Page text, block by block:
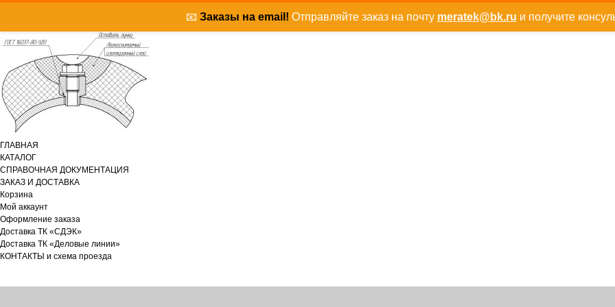
📧 Заказы на email! Отправляйте заказ на почту meratek@bk.ru и получите
ГЛАВНАЯ
КАТАЛОГ
СПРАВОЧНАЯ ДОКУМЕНТАЦИЯ
ЗАКАЗ И ДОСТАВКА
Корзина
Мой аккаунт
Оформление заказа
Доставка ТК «СДЭК»
Доставка ТК «Деловые линии»
КОНТАКТЫ и схема проезда